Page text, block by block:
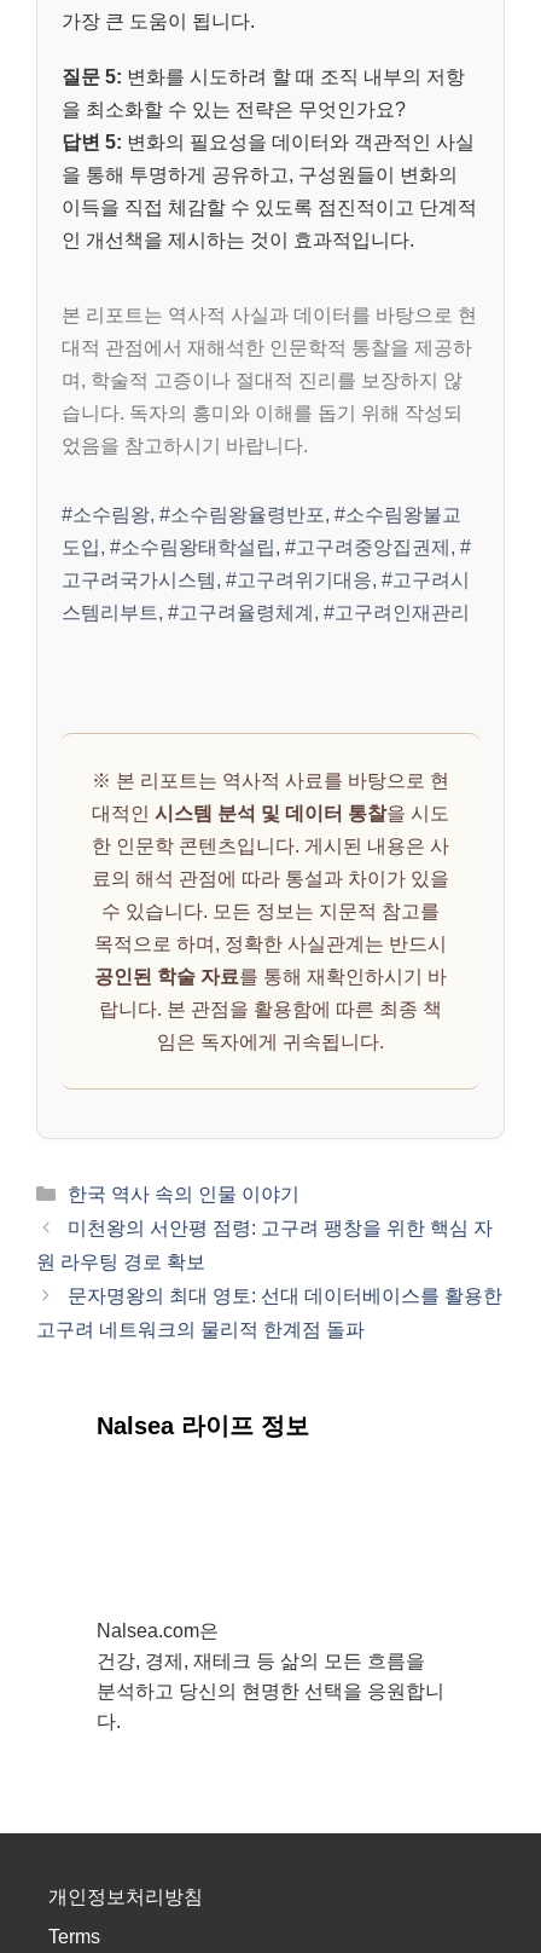
가장 큰 도움이 됩니다.
질문 5: 변화를 시도하려 할 때 조직 내부의 저항
을 최소화할 수 있는 전략은 무엇인가요?
답변 5: 변화의 필요성을 데이터와 객관적인 사실
을 통해 투명하게 공유하고, 구성원들이 변화의
이득을 직접 체감할 수 있도록 점진적이고 단계적
인 개선책을 제시하는 것이 효과적입니다.
본 리포트는 역사적 사실과 데이터를 바탕으로 현
대적 관점에서 재해석한 인문학적 통찰을 제공하
며, 학술적 고증이나 절대적 진리를 보장하지 않
습니다. 독자의 흥미와 이해를 돕기 위해 작성되
었음을 참고하시기 바랍니다.
#소수림왕, #소수림왕율령반포, #소수림왕불교
도입, #소수림왕태학설립, #고구려중앙집권제, #
고구려국가시스템, #고구려위기대응, #고구려시
스템리부트, #고구려율령체계, #고구려인재관리
※ 본 리포트는 역사적 사료를 바탕으로 현
대적인 시스템 분석 및 데이터 통찰을 시도
한 인문학 콘텐츠입니다. 게시된 내용은 사
료의 해석 관점에 따라 통설과 차이가 있을
수 있습니다. 모든 정보는 지문적 참고를
목적으로 하며, 정확한 사실관계는 반드시
공인된 학술 자료를 통해 재확인하시기 바
랍니다. 본 관점을 활용함에 따른 최종 책
임은 독자에게 귀속됩니다.
카
테
리
한국 역사 속의 인물 이야기
미천왕의 서안평 점령: 고구려 팽창을 위한 핵심 자
원 라우팅 경로 확보
문자명왕의 최대 영토: 선대 데이터베이스를 활용한
고구려 네트워크의 물리적 한계점 돌파
Nalsea 라이프 정보
Nalsea.com은
건강, 경제, 재테크 등 삶의 모든 흐름을
분석하고 당신의 현명한 선택을 응원합니
다.
개인정보처리방침
Terms